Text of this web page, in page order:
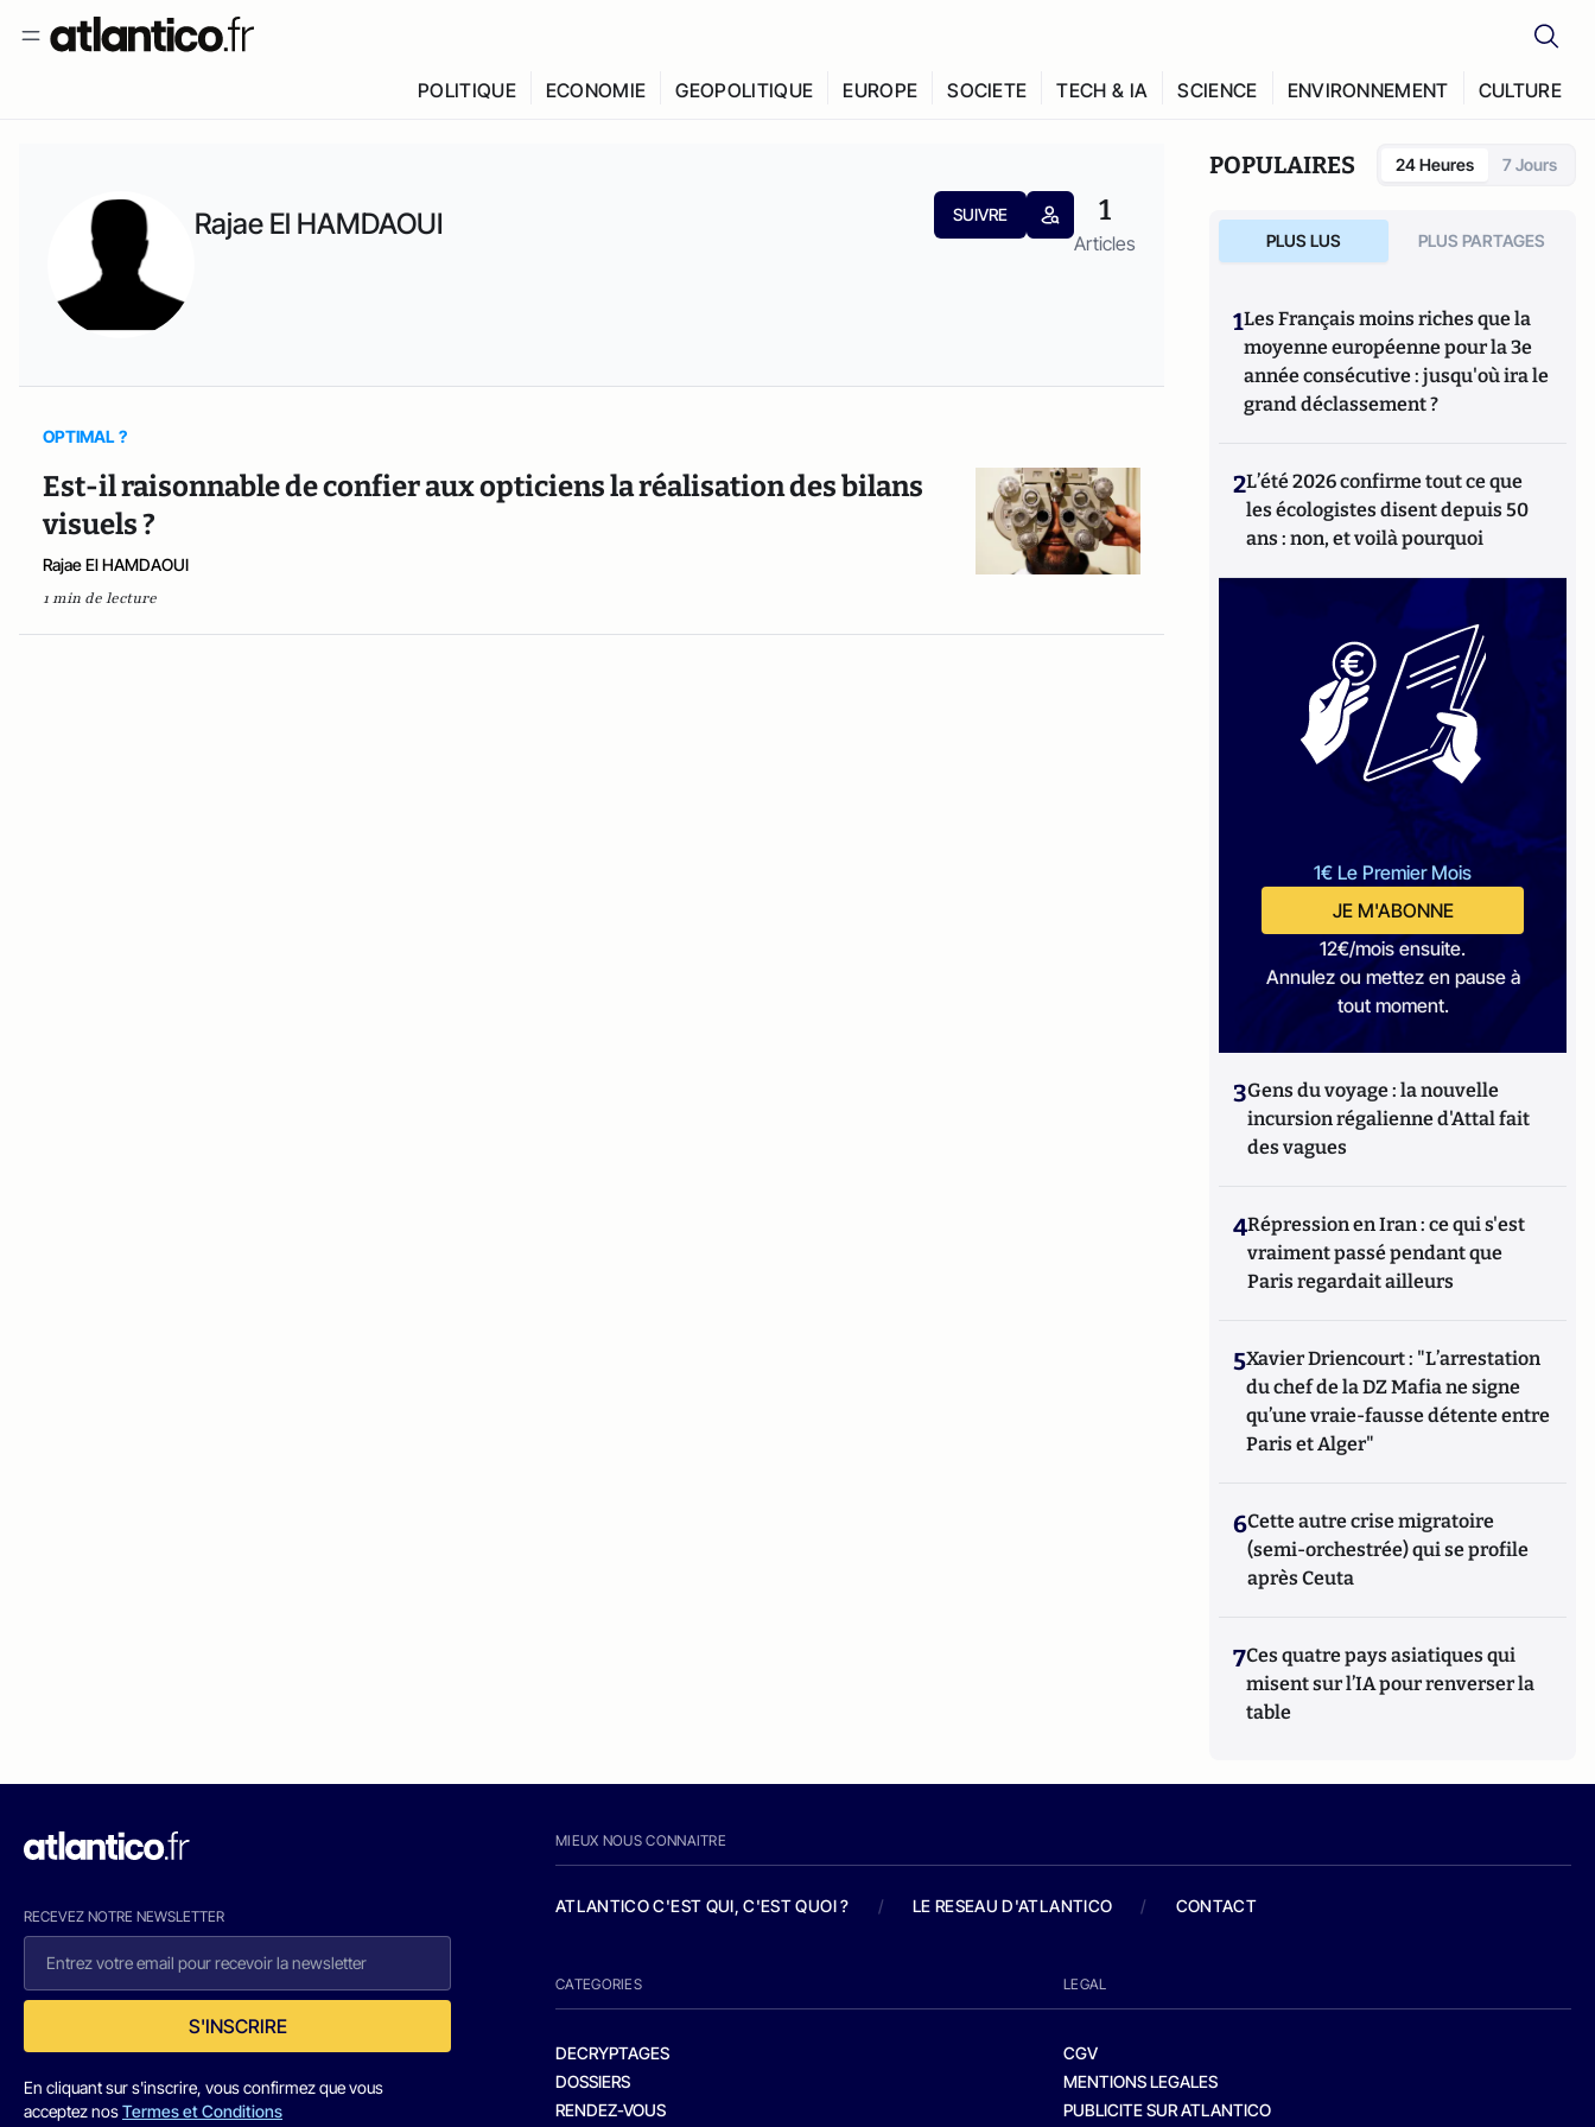
POLITIQUE ECONOMIE GEOPOLITIQUE EUROPE SOCIETE TECH & IA SCIENCE ENVIRONNEMENT CULTURE
Rajae El HAMDAOUI SUIVRE 1
Articles
OPTIMAL ?
Est-il raisonnable de confier aux opticiens la réalisation des bilans
visuels ?
Rajae El HAMDAOUI
1 min de lecture
POPULAIRES 24 Heures 7 Jours
PLUS LUS PLUS PARTAGES
1Les Français moins riches que la
moyenne européenne pour la 3e
année consécutive : jusqu'où ira le
grand déclassement ?
2L’été 2026 confirme tout ce que
les écologistes disent depuis 50
ans : non, et voilà pourquoi
1€ Le Premier Mois
JE M'ABONNE
12€/mois ensuite.
Annulez ou mettez en pause à
tout moment.
3Gens du voyage : la nouvelle
incursion régalienne d'Attal fait
des vagues
4Répression en Iran : ce qui s'est
vraiment passé pendant que
Paris regardait ailleurs
5Xavier Driencourt : "L’arrestation
du chef de la DZ Mafia ne signe
qu’une vraie-fausse détente entre
Paris et Alger"
6Cette autre crise migratoire
(semi-orchestrée) qui se profile
après Ceuta
7Ces quatre pays asiatiques qui
misent sur l’IA pour renverser la
table
RECEVEZ NOTRE NEWSLETTER
S'INSCRIRE
En cliquant sur s'inscrire, vous confirmez que vous
acceptez nosTermes et Conditions
MIEUX NOUS CONNAITRE
ATLANTICO C'EST QUI, C'EST QUOI ? / LE RESEAU D'ATLANTICO / CONTACT
CATEGORIES
DECRYPTAGES
DOSSIERS
RENDEZ-VOUS
LEGAL
CGV
MENTIONS LEGALES
PUBLICITE SUR ATLANTICO